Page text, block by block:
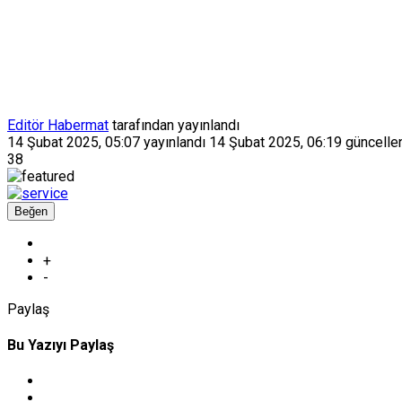
Editör Habermat tarafından yayınlandı
14 Şubat 2025, 05:07 yayınlandı 14 Şubat 2025, 06:19
38
Beğen
+
-
Paylaş
Bu Yazıyı Paylaş